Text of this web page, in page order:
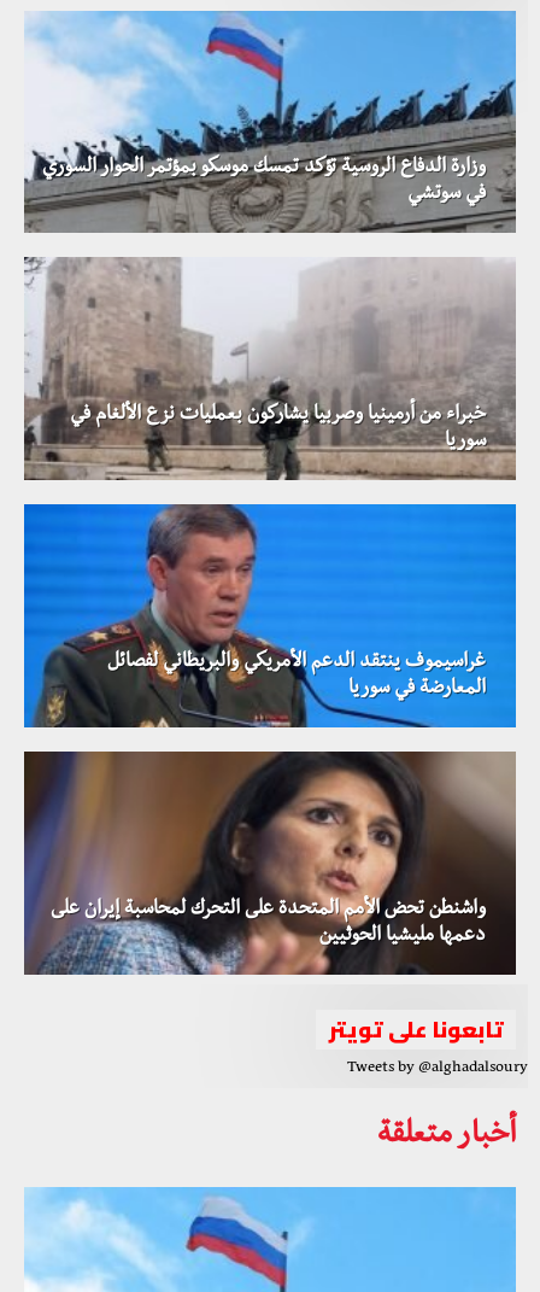
وزارة الدفاع الروسية تؤكد تمسك موسكو بمؤتمر الحوار السوري
في سوتشي
خبراء من أرمينيا وصربيا يشاركون بعمليات نزع الألغام في
سوريا
غراسيموف ينتقد الدعم الأمريكي والبريطاني لفصائل
المعارضة في سوريا
واشنطن تحض الأمم المتحدة على التحرك لمحاسبة إيران على
دعمها مليشيا الحوثيين
تابعونا على تويتر
Tweets by @alghadalsoury
أخبار متعلقة